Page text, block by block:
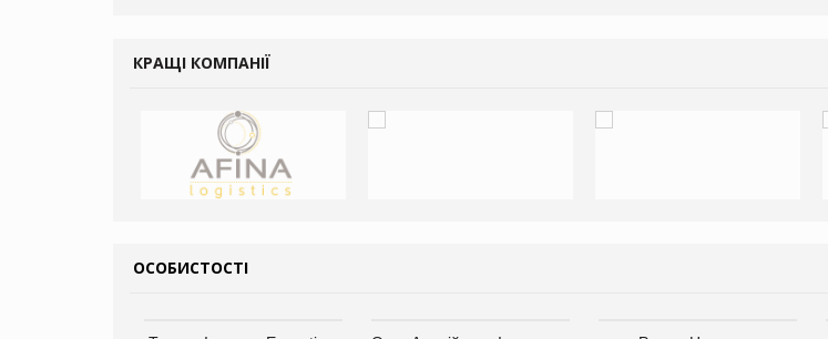
КРАЩІ КОМПАНІЇ
ОСОБИСТОСТІ